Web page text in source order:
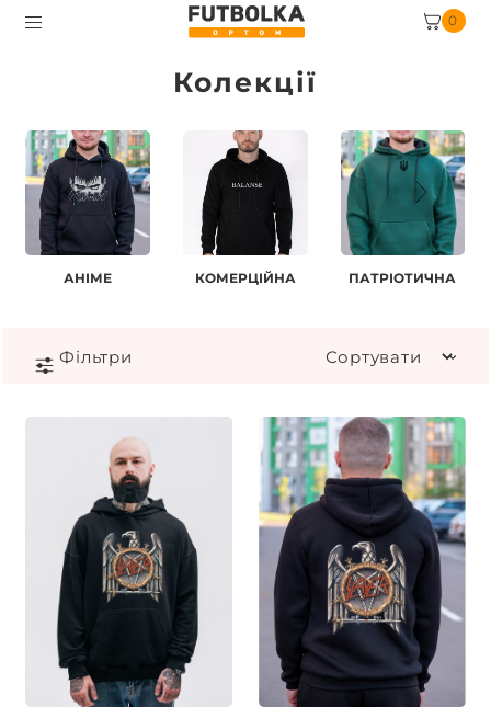
0
Колекції
АНІМЕ КОМЕРЦІЙНА ПАТРІОТИЧНА
Фiльтри